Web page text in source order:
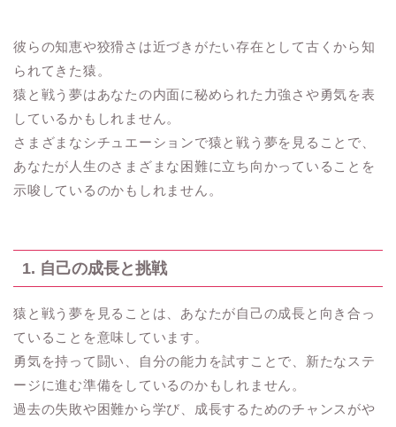
彼らの知恵や狡猾さは近づきがたい存在として古くから知
られてきた猿。
猿と戦う夢はあなたの内面に秘められた力強さや勇気を表
しているかもしれません。
さまざまなシチュエーションで猿と戦う夢を見ることで、
あなたが人生のさまざまな困難に立ち向かっていることを
示唆しているのかもしれません。
1. 自己の成長と挑戦
猿と戦う夢を見ることは、あなたが自己の成長と向き合っ
ていることを意味しています。
勇気を持って闘い、自分の能力を試すことで、新たなステ
ージに進む準備をしているのかもしれません。
過去の失敗や困難から学び、成長するためのチャンスがや